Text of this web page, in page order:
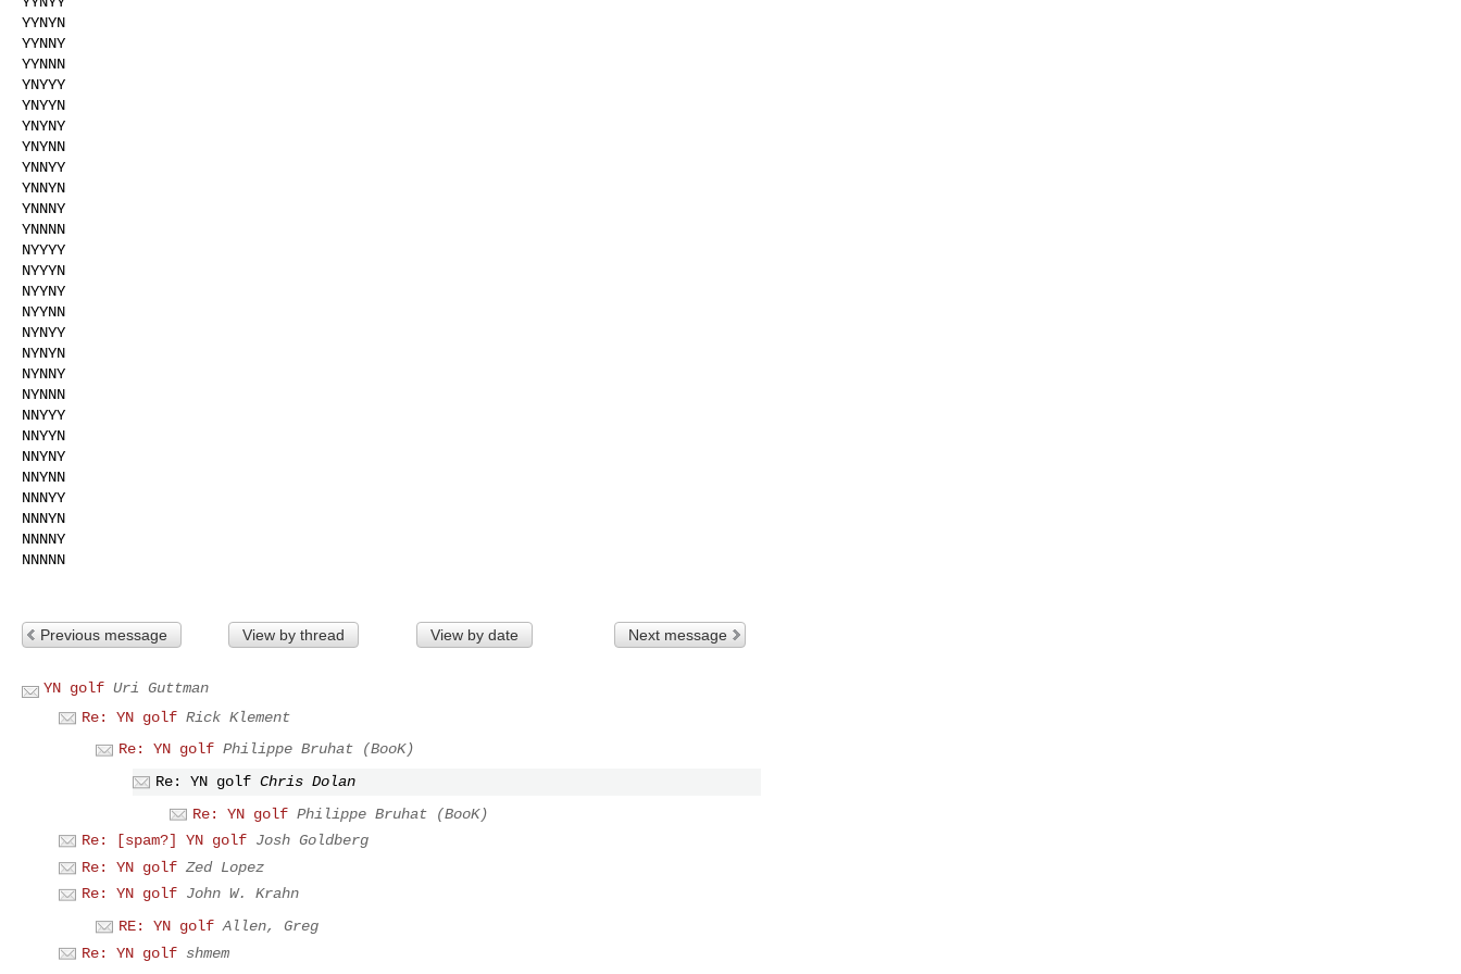
YYNYN
YYNNY
YYNNN
YNYYY
YNYYN
YNYNY
YNYNN
YNNYY
YNNYN
YNNNY
YNNNN
NYYYY
NYYYN
NYYNY
NYYNN
NYNYY
NYNYN
NYNNY
NYNNN
NNYYY
NNYYN
NNYNY
NNYNN
NNNYY
NNNYN
NNNNY
NNNNN
Previous message View by thread View by date Next message
YN golf Uri Guttman
Re: YN golf Rick Klement
Re: YN golf Philippe Bruhat (BooK)
Re: YN golf Chris Dolan
Re: YN golf Philippe Bruhat (BooK)
Re: [spam?] YN golf Josh Goldberg
Re: YN golf Zed Lopez
Re: YN golf John W. Krahn
RE: YN golf Allen, Greg
Re: YN golf shmem